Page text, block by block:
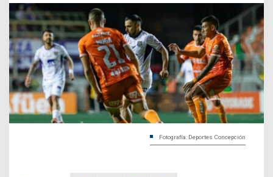
Fotografía: Deportes Concepción